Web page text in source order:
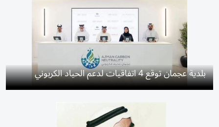
بلدية عجمان توقع 4 اتفاقيات لدعم الحياد الكربوني